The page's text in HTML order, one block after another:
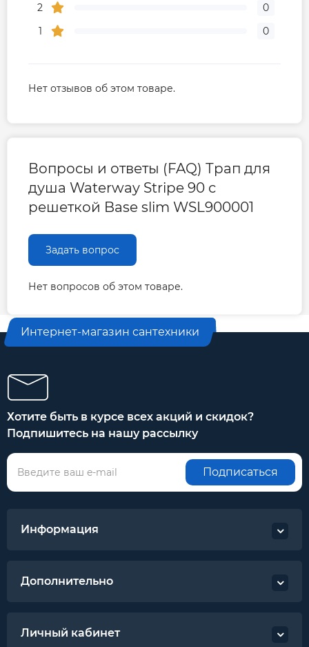
2
0
1
0
Нет отзывов об этом товаре.
Вопросы и ответы (FAQ) Трап для
душа Waterway Stripe 90 с
решеткой Base slim WSL900001
Задать вопрос
Нет вопросов об этом товаре.
Интернет-магазин сантехники
Хотите быть в курсе всех акций и скидок?
Подпишитесь на нашу рассылку
Подписаться
Информация
Дополнительно
Личный кабинет